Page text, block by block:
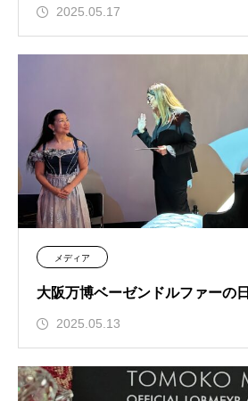
2025.05.17
メディア
大阪万博ベーゼンドルファーの日
2025.05.13